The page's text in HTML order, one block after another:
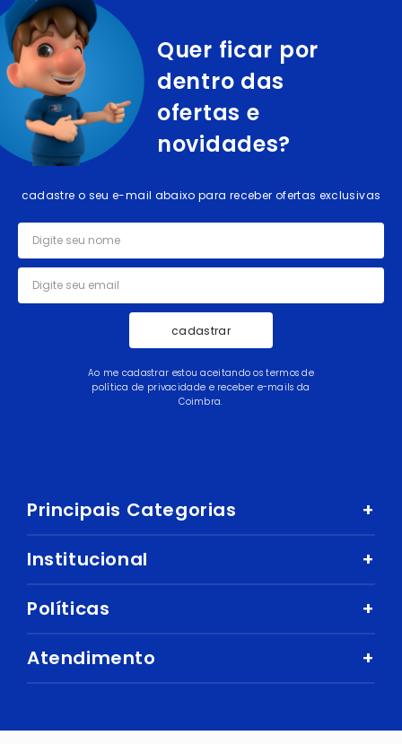
Quer ficar por
dentro das
ofertas e
novidades?
cadastre o seu e-mail abaixo para receber ofertas exclusivas
cadastrar
Ao me cadastrar estou aceitando os termos de
política de privacidade e receber e-mails da
Coimbra.
Principais Categorias +
Celular e Smartphone
Sandálias
Áudio
Esporte e Lazer
Institucional +
Nossa História
Nossas Lojas
Trabalhe Conosco
Políticas +
Como comprar
Política de Privacidade
Atendimento +
Perguntas Frequentes